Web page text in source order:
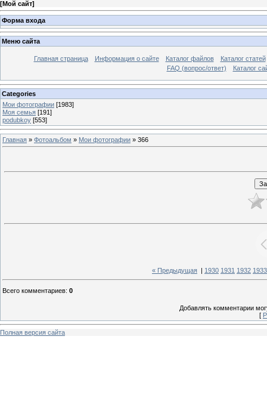
[Мой сайт]
Форма входа
Меню сайта
Главная страница Информация о сайте Каталог файлов
Каталог статей
FAQ (вопрос/ответ)
Каталог
Categories
Мои фотографии [1983]
Моя семья [191]
podubkoy [553]
Главная » Фотоальбом » Мои фотографии » 366
« Предыдущая 1930 1931 1932 1933
Всего комментариев: 0
Добавлять комментарии
[
Полная версия сайта